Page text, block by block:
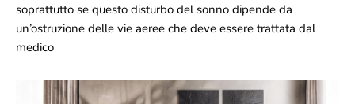
soprattutto se questo disturbo del sonno dipende da
un’ostruzione delle vie aeree che deve essere trattata dal
medico